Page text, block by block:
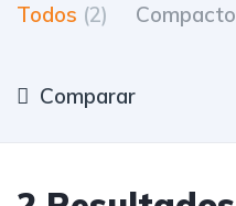
Todos (2) Compacto
Comparar